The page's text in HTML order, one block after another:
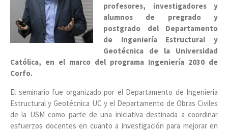
profesores, investigadores y
alumnos de pregrado y
postgrado del Departamento
de Ingeniería Estructural y
Geotécnica de la Universidad
Católica, en el marco del programa Ingeniería 2030 de
Corfo.
El seminario fue organizado por el Departamento de Ingeniería
Estructural y Geotécnica UC y el Departamento de Obras Civiles
de la USM como parte de una iniciativa destinada a coordinar
esfuerzos docentes en cuanto a investigación para mejorar en